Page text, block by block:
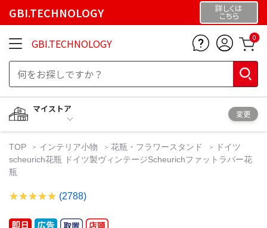
GBI.TECHNOLOGY 詳しくは
こちら
GBI.TECHNOLOGY 0
マイストア
変更
TOP インテリア小物 花瓶・フラワースタンド
ドイツ
scheurich花瓶 ドイツ製ヴィンテージScheurichファットラバー花
瓶
(2788)